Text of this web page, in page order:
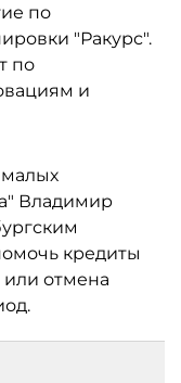
по
"Ракурс".
по
и
Владимир
кредиты
или отмена